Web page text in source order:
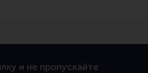
и не пропускайте